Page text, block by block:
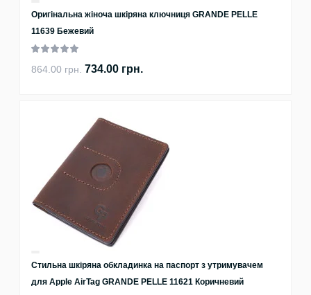
Оригінальна жіноча шкіряна ключниця GRANDE PELLE
11639 Бежевий
864.00 грн. 734.00 грн.
Стильна шкіряна обкладинка на паспорт з утримувачем
для Apple AirTag GRANDE PELLE 11621 Коричневий